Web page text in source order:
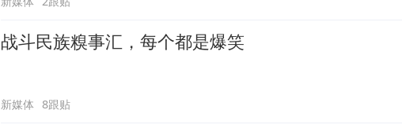
战斗民族糗事汇，每个都是爆笑
新媒体 8跟贴